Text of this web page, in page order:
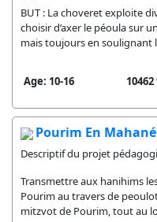
BUT : La choveret exploite
choisir d’axer le péoula sur
mais toujours en soulignant
Age: 10-16
Pourim En Mahané
Descriptif du projet
Transmettre aux hanihims
Pourim au travers de
mitzvot de Pourim, tout au